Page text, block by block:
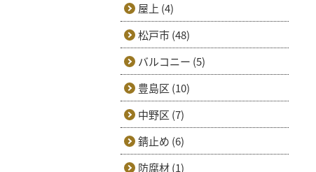
屋上 (4)
松戸市 (48)
バルコニー (5)
豊島区 (10)
中野区 (7)
錆止め (6)
防腐材 (1)